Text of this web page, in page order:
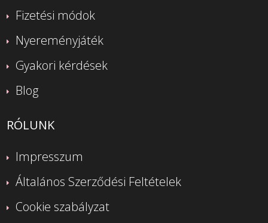
Fizetési módok
Nyereményjáték
Gyakori kérdések
Blog
RÓLUNK
Impresszum
Általános Szerződési Feltételek
Cookie szabályzat